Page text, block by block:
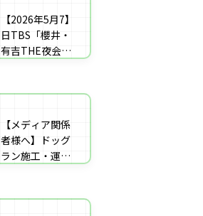
【2026年5月7】
日TBS「櫻井・
有吉THE夜会」
さんのご実家の
を施工
【メディア関係
者様へ】ドッグ
ラン施工・運営
材・出演・執筆
自宅の庭にドッ
グラン計画の完
全ガイド：DIY
デメリット）を